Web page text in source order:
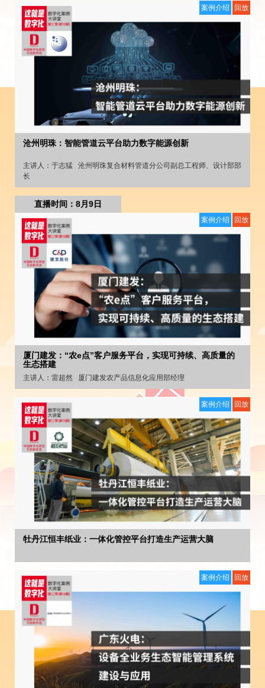
沧州明珠：智能管道云平台助力数字能源创新
主讲人： 于志猛
沧州明珠复合材料管道分公司副总工程师、设计部部
长
案例介绍 回放
直播时间：8月9日
厦门建发：“农e点”客户服务平台，实现可持续、高质量的
生态搭建
主讲人： 雷超然 厦门建发农产品信息化应用部经理
案例介绍 回放
牡丹江恒丰纸业：一体化管控平台打造生产运营大脑
案例介绍 回放
案例介绍 回放